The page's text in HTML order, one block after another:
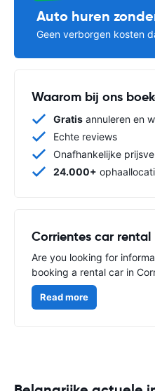
Auto huren
Geen verborgen kosten
Waarom bij ons
Gratis annuleren en
Echte reviews
Onafhankelijke
24.000+
Corrientes car rental
Are you looking for
booking a rental car in
Read more